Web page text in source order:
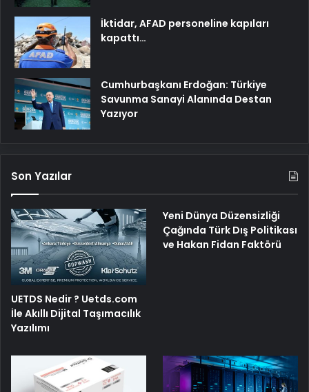
İktidar, AFAD personeline kapıları
kapattı…
Cumhurbaşkanı Erdoğan: Türkiye
Savunma Sanayi Alanında Destan
Yazıyor
Son Yazılar
UETDS Nedir ? Uetds.com
İle Akıllı Dijital Taşımacılık
Yazılımı
Yeni Dünya Düzensizliği
Çağında Türk Dış Politikası
ve Hakan Fidan Faktörü